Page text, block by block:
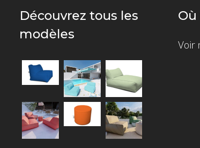
Découvrez tous les
modèles
Voir